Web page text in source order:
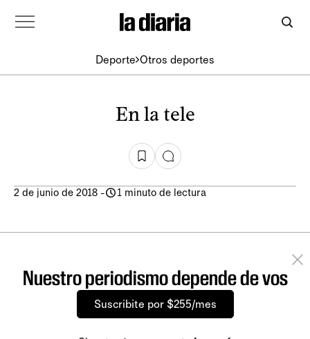
Deporte Otros deportes
En la tele
2 de junio de 2018 - 1 minuto de lectura
Nuestro periodismo depende de vos
Suscribite por $255/mes